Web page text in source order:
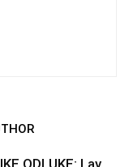
ODLUKE: Lav,